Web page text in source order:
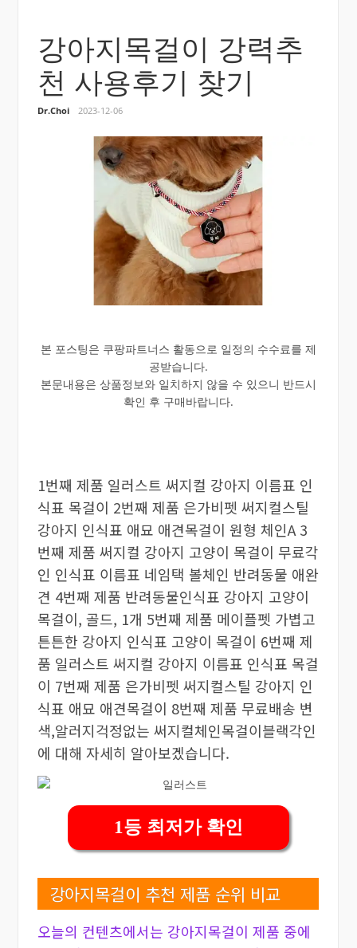
강아지목걸이 강력추
천 사용후기 찾기
Dr.Choi 2023-12-06
본 포스팅은 쿠팡파트너스 활동으로 일정의 수수료를 제
공받습니다.
본문내용은 상품정보와 일치하지 않을 수 있으니 반드시
확인 후 구매바랍니다.
1번째 제품 일러스트 써지컬 강아지 이름표 인
식표 목걸이 2번째 제품 은가비펫 써지컬스틸
강아지 인식표 애묘 애견목걸이 원형 체인A 3
번째 제품 써지컬 강아지 고양이 목걸이 무료각
인 인식표 이름표 네임택 볼체인 반려동물 애완
견 4번째 제품 반려동물인식표 강아지 고양이
목걸이, 골드, 1개 5번째 제품 메이플펫 가볍고
튼튼한 강아지 인식표 고양이 목걸이 6번째 제
품 일러스트 써지컬 강아지 이름표 인식표 목걸
이 7번째 제품 은가비펫 써지컬스틸 강아지 인
식표 애묘 애견목걸이 8번째 제품 무료배송 변
색,알러지걱정없는 써지컬체인목걸이블랙각인
에 대해 자세히 알아보겠습니다.
1등 최저가 확인
강아지목걸이 추천 제품 순위 비교
오늘의 컨텐츠에서는 강아지목걸이 제품 중에